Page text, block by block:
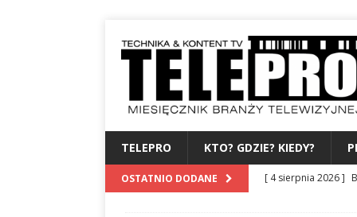
TELEPRO KTO? GDZIE? KIEDY?
OSTATNIO DODANE [ 4 sierpnia 2026 ]